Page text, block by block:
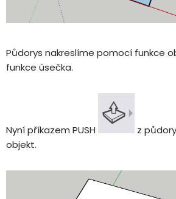
Půdorys nakreslíme pomocí funkce
funkce úsečka.
Nyní příkazem PUSH
z
objekt.